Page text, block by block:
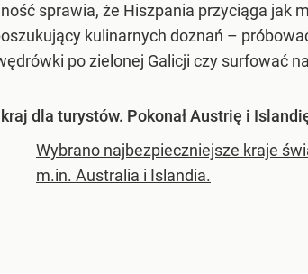
sprawia, że Hiszpania przyciąga jak
kulinarnych doznań –
po zielonej Galicji czy surfować
dla turystów. Pokonał Austrię i
Wybrano najbezpieczniejsze kraje
m.in. Australia i Islandia.